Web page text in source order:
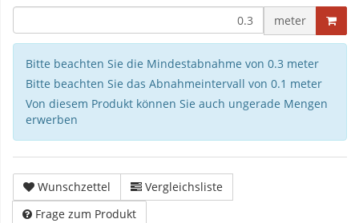
meter
Bitte beachten Sie die Mindestabnahme von 0.3 meter
Bitte beachten Sie das Abnahmeintervall von 0.1 meter
Von diesem Produkt können Sie auch ungerade Mengen
erwerben
Wunschzettel
Vergleichsliste
Frage zum Produkt